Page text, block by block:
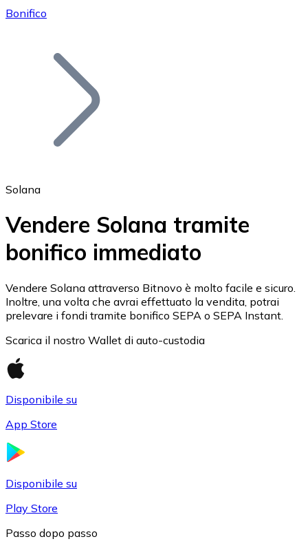
Bitcoin
Ethereum
ETH
USDC
Bonifico
Solana
Vendere Solana tramite
bonifico immediato
Vendere Solana attraverso Bitnovo è molto facile e sicuro.
Inoltre, una volta che avrai effettuato la vendita, potrai
prelevare i fondi tramite bonifico SEPA o SEPA Instant.
Scarica il nostro Wallet di auto-custodia
Disponibile su
App Store
Disponibile su
Play Store
Passo dopo passo